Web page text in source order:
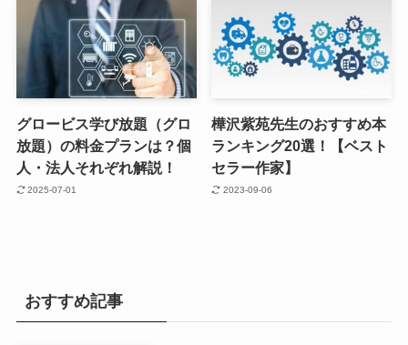
グロービス学び放題（グロ
放題）の料金プランは？個
人・法人それぞれ解説！
2025-07-01
樺沢紫苑先生のおすすめ本
ランキング20選！【ベスト
セラー作家】
2023-09-06
おすすめ記事